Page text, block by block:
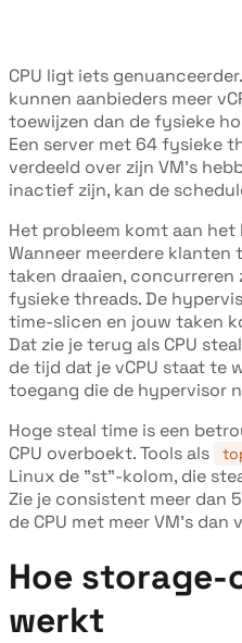
CPU ligt iets
kunnen aanbieders meer
toewijzen dan de fysieke
Een server met 64 fysieke
verdeeld over zijn VM's
inactief zijn, kan de
Het probleem komt aan
Wanneer meerdere klanten
taken draaien, concurreren
fysieke threads. De
time-slicen en jouw taken
Dat zie je terug als CPU
de tijd dat je vCPU staat te
toegang die de hypervisor
Hoge steal time is een
CPU overboekt. Tools als
Linux de "st"-kolom, die
Zie je consistent meer dan
de CPU met meer VM's dan
Hoe
werkt